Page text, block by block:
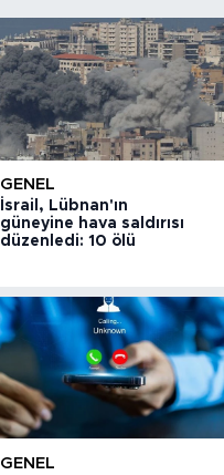
GENEL
İsrail, Lübnan'ın
güneyine hava saldırısı
düzenledi: 10 ölü
GENEL